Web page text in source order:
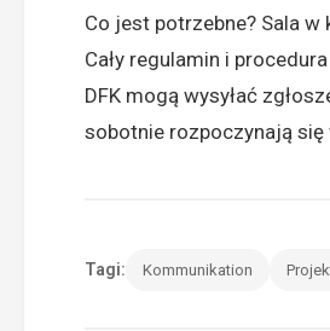
Co jest potrzebne? Sala
Cały regulamin i
DFK mogą wysyłać
sobotnie rozpoczynają się
Tagi: Kommunikation